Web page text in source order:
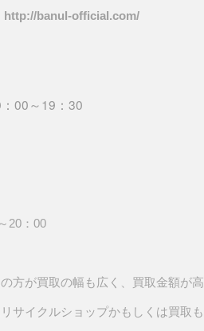
http://banul-official.com/
00～19：30
20：00
方が買取の幅も広く、買取金額が高
サイクルショップかもしくは買取も